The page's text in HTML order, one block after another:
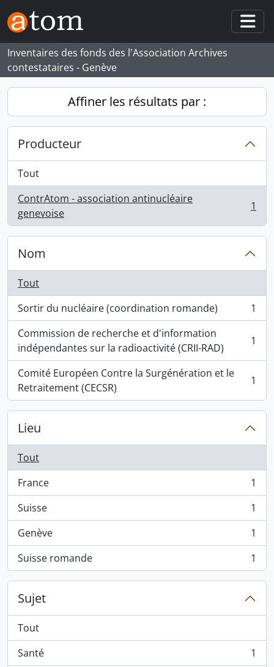
Skip to main content
Inventaires des fonds des l'Association Archives
contestataires - Genève
Affiner les résultats par :
Producteur
Tout
ContrAtom - association antinucléaire
genevoise
, 1 résultats 1
Nom
Tout
Sortir du nucléaire (coordination romande)
, 1 résultats
1
Commission de recherche et d'information
indépendantes sur la radioactivité (CRII-RAD)
, 1 résultats 1
Comité Européen Contre la Surgénération et le
Retraitement (CECSR)
, 1 résultats 1
Lieu
Tout
France
, 1 résultats
1
Suisse
, 1 résultats
1
Genève
, 1 résultats
1
Suisse romande
, 1 résultats 1
Sujet
Tout
Santé
, 1 résultats
1